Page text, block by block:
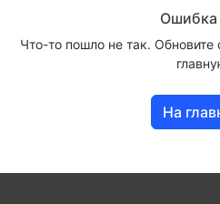
Ошибка
Что-то пошло не так. Обновите
На